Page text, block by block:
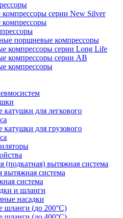
серии New Silver
поршневые компрессоры
компрессоры серии Long Life
компрессоры серии AB
компрессоры
для легкового
для грузового
(подкатная) вытяжная система
вытяжная система
система
и шланги
насадки
(до 200°C)